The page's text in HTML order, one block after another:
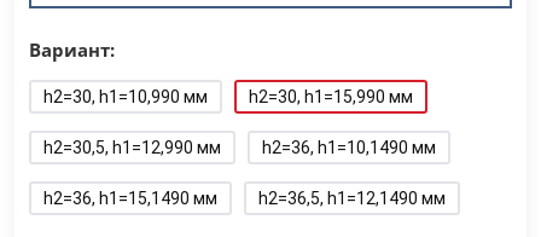
Вариант:
h2=30, h1=10,990 мм h2=30, h1=15,990 мм
h2=30,5, h1=12,990 мм h2=36, h1=10,1490 мм
h2=36, h1=15,1490 мм h2=36,5, h1=12,1490 мм